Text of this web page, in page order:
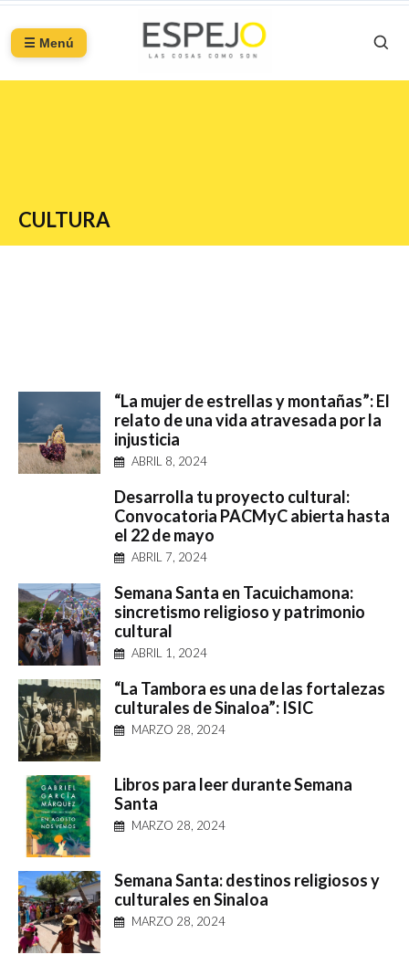
☰ Menú
CULTURA
“La mujer de estrellas y montañas”: El
relato de una vida atravesada por la
injusticia
ABRIL 8, 2024
Desarrolla tu proyecto cultural:
Convocatoria PACMyC abierta hasta
el 22 de mayo
ABRIL 7, 2024
Semana Santa en Tacuichamona:
sincretismo religioso y patrimonio
cultural
ABRIL 1, 2024
“La Tambora es una de las fortalezas
culturales de Sinaloa”: ISIC
MARZO 28, 2024
Libros para leer durante Semana
Santa
MARZO 28, 2024
Semana Santa: destinos religiosos y
culturales en Sinaloa
MARZO 28, 2024